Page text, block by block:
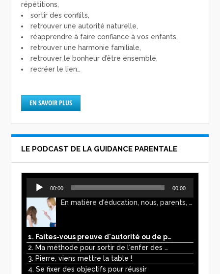
répétitions,
sortir des conflits,
retrouver une autorité naturelle,
réapprendre à faire confiance à vos enfants,
retrouver une harmonie familiale,
retrouver le bonheur d’être ensemble,
recréer le lien…
EN SAVOIR PLUS
LE PODCAST DE LA GUIDANCE PARENTALE
Lecteur
audio
00:00 00:00
En matière d'éducation, nous, parents, avons l'impression de faire preuve d'autorité. Mais n'est-ce pas, parfois, plutôt un jeu de pouvoir ? Ce podcast vous permettra d'y voir plus clair !
1. Faites-vous preuve d'autorité ou de pouvoir avec vos enfants ?
2. Ma méthode pour sortir de l'enfer des écrans
3. Pierre, viens mettre la table !
4. Se fixer des objectifs pour réussir